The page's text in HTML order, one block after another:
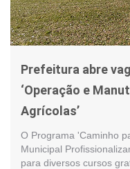
Prefeitura abre
‘Operação e
Agrícolas’
O Programa 'Caminho
Municipal
para diversos cursos